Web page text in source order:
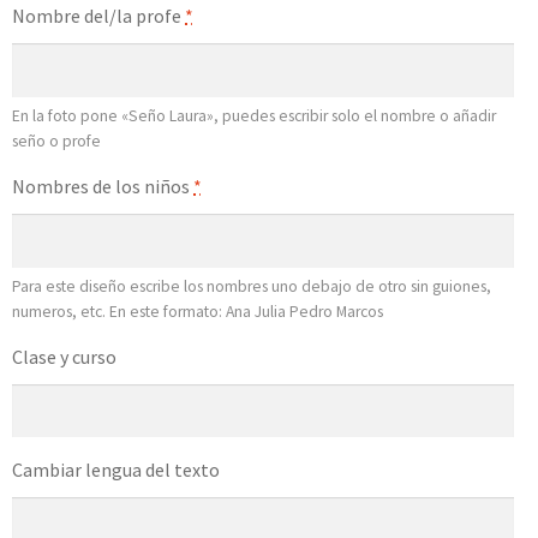
Nombre del/la profe *
En la foto pone «Seño Laura», puedes escribir solo el nombre o añadir
seño o profe
Nombres de los niños *
Para este diseño escribe los nombres uno debajo de otro sin guiones,
numeros, etc. En este formato: Ana Julia Pedro Marcos
Clase y curso
Cambiar lengua del texto